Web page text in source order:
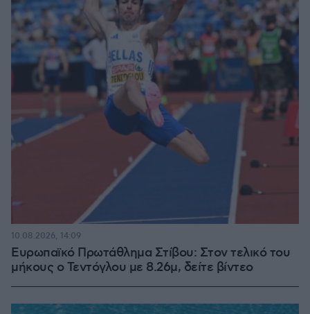
Ευρωπαϊκό Πρωτάθλημα Στίβου: Στον τελικό του
μήκους ο Τεντόγλου με 8.26μ, δείτε βίντεο
10.08.2026, 14:09